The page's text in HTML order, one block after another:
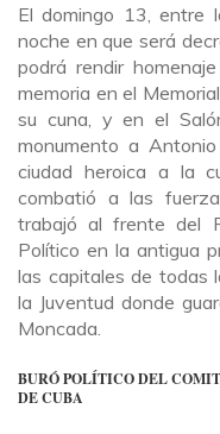
El domingo 13,
noche en que será
podrá rendir
memoria en el
su cuna, y en el
monumento a
ciudad heroica a la
combatió a las
trabajó al frente del
Político en la antigua
las capitales de todas
la Juventud donde
Moncada.
BURÓ POLÍTICO DEL
DE CUBA